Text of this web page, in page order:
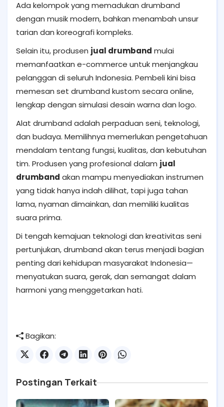
Ada kelompok yang memadukan drumband
dengan musik modern, bahkan menambah unsur
tarian dan koreografi kompleks.
Selain itu, produsen jual drumband mulai
memanfaatkan e-commerce untuk menjangkau
pelanggan di seluruh Indonesia. Pembeli kini bisa
memesan set drumband kustom secara online,
lengkap dengan simulasi desain warna dan logo.
Alat drumband adalah perpaduan seni, teknologi,
dan budaya. Memilihnya memerlukan pengetahuan
mendalam tentang fungsi, kualitas, dan kebutuhan
tim. Produsen yang profesional dalam jual
drumband akan mampu menyediakan instrumen
yang tidak hanya indah dilihat, tapi juga tahan
lama, nyaman dimainkan, dan memiliki kualitas
suara prima.
Di tengah kemajuan teknologi dan kreativitas seni
pertunjukan, drumband akan terus menjadi bagian
penting dari kehidupan masyarakat Indonesia—
menyatukan suara, gerak, dan semangat dalam
harmoni yang menggetarkan hati.
Bagikan:
Postingan Terkait